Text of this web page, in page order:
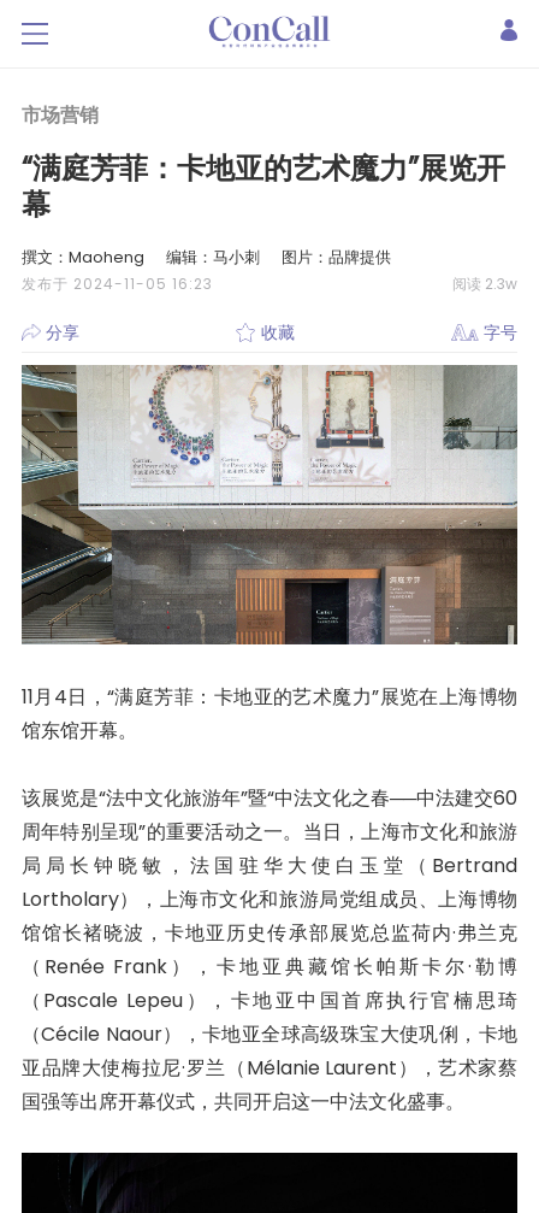
市场营销
“满庭芳菲：卡地亚的艺术魔力”展览开
幕
撰文：Maoheng 编辑：马小刺 图片：品牌提供
发布于 2024-11-05 16:23 阅读 2.3w
分享 收藏 字号
11月4日，“满庭芳菲：卡地亚的艺术魔力”展览在上海博物
馆东馆开幕。
该展览是“法中文化旅游年”暨“中法文化之春──中法建交60
周年特别呈现”的重要活动之一。当日，上海市文化和旅游
局局长钟晓敏，法国驻华大使白玉堂（Bertrand
Lortholary），上海市文化和旅游局党组成员、上海博物
馆馆长褚晓波，卡地亚历史传承部展览总监荷内·弗兰克
（Renée Frank），卡地亚典藏馆长帕斯卡尔·勒博
（Pascale Lepeu），卡地亚中国首席执行官楠思琦
（Cécile Naour），卡地亚全球高级珠宝大使巩俐，卡地
亚品牌大使梅拉尼·罗兰（Mélanie Laurent），艺术家蔡
国强等出席开幕仪式，共同开启这一中法文化盛事。